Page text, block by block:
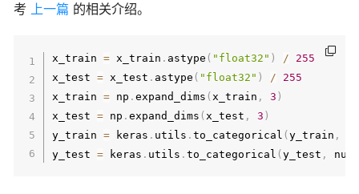
考 上一篇 的相关介绍。
x_train = x_train . astype ( "float32" ) /
255
x_test = x_test . astype ( "float32" ) /
255
x_train = np .expand_dims (x_train , 3 )
x_test = np .expand_dims (x_test , 3 )
y_train = keras . utils .to_categorical (y_train ,
y_test = keras . utils .to_categorical (y_test ,